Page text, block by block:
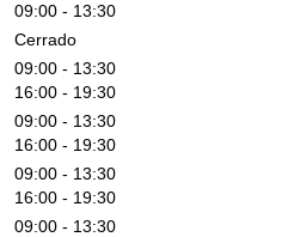
09:00 - 13:30
Cerrado
09:00 - 13:30
16:00 - 19:30
09:00 - 13:30
16:00 - 19:30
09:00 - 13:30
16:00 - 19:30
09:00 - 13:30